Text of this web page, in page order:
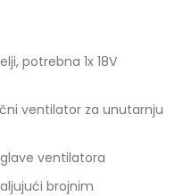
potrebna 1x 18V
ventilator za unutarnju
ventilatora
brojnim